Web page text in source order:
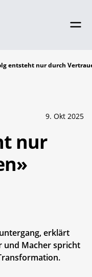
entsteht nur durch
9. Okt 2025
nur
erklärt
und Macher spricht